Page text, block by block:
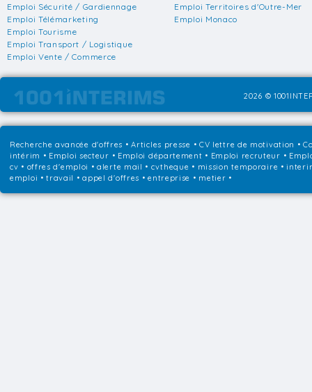
Emploi Sécurité / Gardiennage
Emploi Télémarketing
Emploi Tourisme
Emploi Transport / Logistique
Emploi Vente / Commerce
Emploi Territoires d'Outre-Mer
Emploi Monaco
2026 ©
Recherche avancée d'offres •Articles presse • CV lettre de motivation •
intérim • Emploi secteur • Emploi département • Emploi recruteur •
cv • offres d'emploi • alerte mail • cvtheque • mission temporaire •
emploi • travail • appel d'offres • entreprise • metier •